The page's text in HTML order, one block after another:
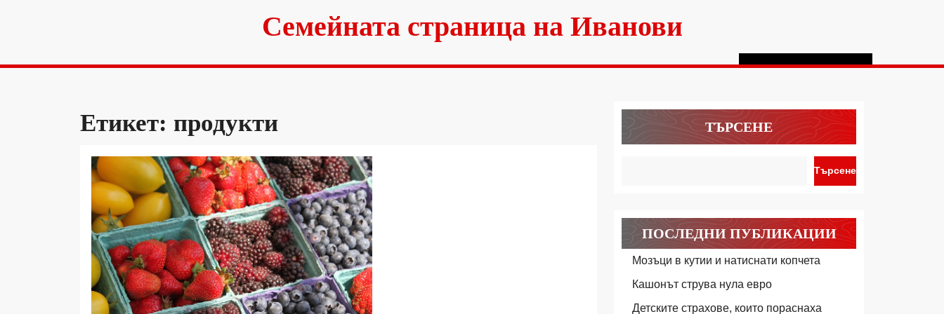
Семейната страница на Иванови
Етикет: продукти ТЪРСЕНЕ
Търсене
ПОСЛЕДНИ ПУБЛИКАЦИИ
Мозъци в кутии и натиснати копчета
Кашонът струва нула евро
Детските страхове, които пораснаха